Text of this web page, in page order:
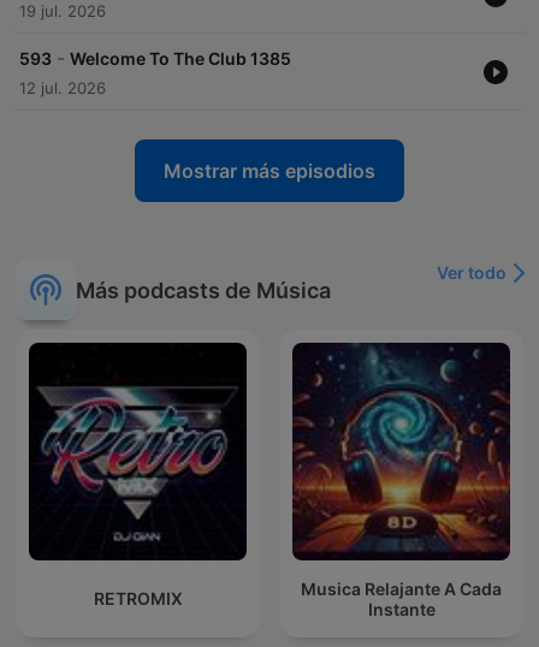
19 jul. 2026
593 - Welcome To The Club 1385
12 jul. 2026
Mostrar más episodios
Más podcasts de Música
Ver todo
RETROMIX
Musica Relajante A Cada
Instante